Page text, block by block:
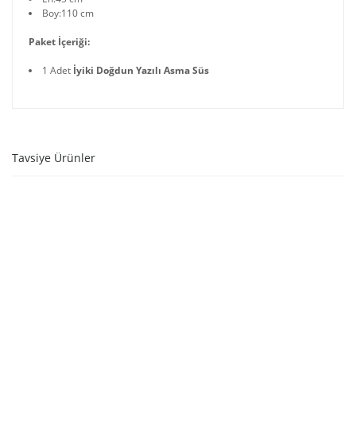
Boy:110 cm
Paket İçeriği:
1 Adet İyiki Doğdun Yazılı Asma Süs
Tavsiye Ürünler